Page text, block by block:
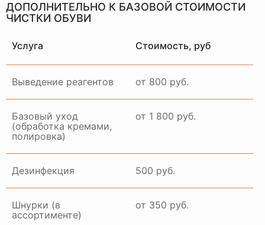
ДОПОЛНИТЕЛЬНО К БАЗОВОЙ СТОИМОСТИ
ЧИСТКИ ОБУВИ
Услуга Стоимость, руб
Выведение реагентов от 800 руб.
Базовый уход
(обработка кремами,
полировка)
от 1 800 руб.
Дезинфекция 500 руб.
Шнурки (в
ассортименте)
от 350 руб.
ГАЛЕРЕЯ РАБОТ